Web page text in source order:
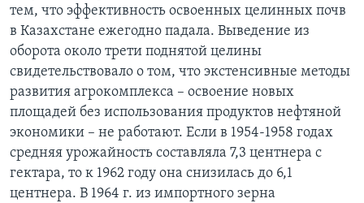
тем, что эффективность освоенных целинных почв
в Казахстане ежегодно падала. Выведение из
оборота около трети поднятой целины
свидетельствовало о том, что экстенсивные методы
развития агрокомплекса – освоение новых
площадей без использования продуктов нефтяной
экономики – не работают. Если в 1954-1958 годах
средняя урожайность составляла 7,3 центнера с
гектара, то к 1962 году она снизилась до 6,1
центнера. В 1964 г. из импортного зерна